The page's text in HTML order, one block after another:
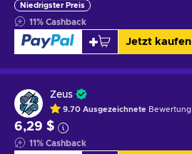
Niedrigster Preis
11% Cashback
Jetzt kaufen
Zeus
9.70 Ausgezeichnete Bewertung
6,29 $
11% Cashback